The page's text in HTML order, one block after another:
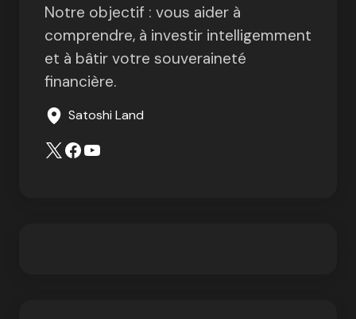
Notre objectif : vous aider à
comprendre, à investir intelligemment
et à bâtir votre souveraineté
financière.
Satoshi Land